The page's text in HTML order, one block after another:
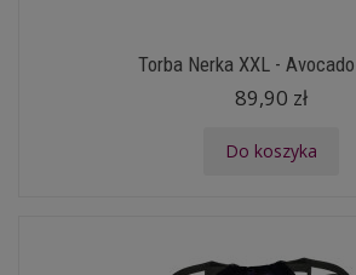
Torba Nerka XXL -
89,90 zł
Do koszyka